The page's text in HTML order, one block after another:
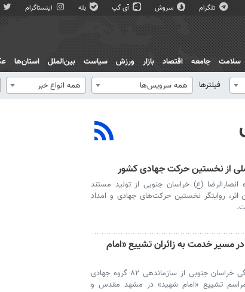
تلگرام سروش آی گپ بله اینستاگرام
سلامت جامعه اقتصاد بازار ورزش سیاست بین‌الملل استان‌ها
فیلترها همه سرویس‌ها همه انواع خبر
از نخستین حرکت جهادی کشور
(ع) خراسان جنوبی از تولید مستند
روایتگر نخستین حرکت‌های جهادی و امداد
مسیر خدمت به زائران تشییع «امام
بیرجند- مسئول سازمان بسیج سازندگی خراسان جنوبی از سازماندهی ۸۲ گروه جهادی
مراسم تشییع «امام شهید» در مشهد مقدس و